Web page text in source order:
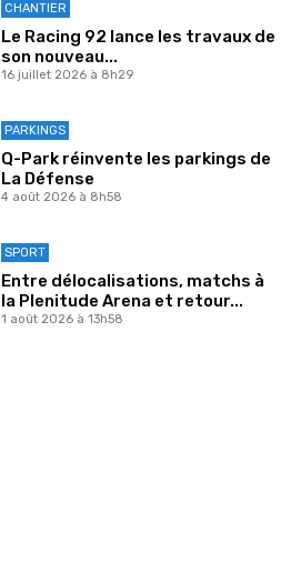
CHANTIER
Le Racing 92 lance les travaux de
son nouveau...
16 juillet 2026 à 8h29
PARKINGS
Q-Park réinvente les parkings de
La Défense
4 août 2026 à 8h58
SPORT
Entre délocalisations, matchs à
la Plenitude Arena et retour...
1 août 2026 à 13h58